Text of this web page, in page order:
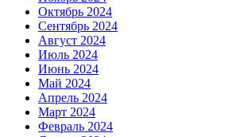
Октябрь 2024
Сентябрь 2024
Август 2024
Июль 2024
Июнь 2024
Май 2024
Апрель 2024
Март 2024
Февраль 2024